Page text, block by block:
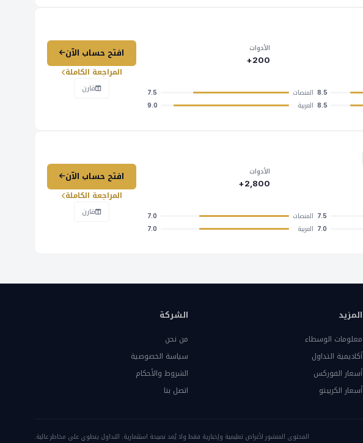
الأدوات
200+
8.5 المنصات 7.5
8.5 العربية 9.0
افتح حساب الآن
المراجعة الكاملة
قارن
الأدوات
2,800+
7.5 المنصات 7.0
7.0 العربية 7.0
افتح حساب الآن
المراجعة الكاملة
قارن
المزيد
معلومات الوسطاء
أكاديمية التداول
أسعار الفوركس
أسعار الكريبتو
الشركة
من نحن
سياسة الخصوصية
الشروط والأحكام
اتصل بنا
المحتوى المنشور لأغراض تعليمية وإخبارية فقط ولا يُعد نصيحة استثمارية. التداول ينطوي على مخاطر عالية.